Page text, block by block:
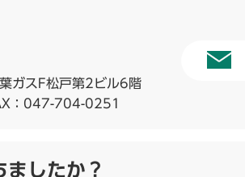
ガスF松戸第2ビル6階
：047-704-0251
ましたか？